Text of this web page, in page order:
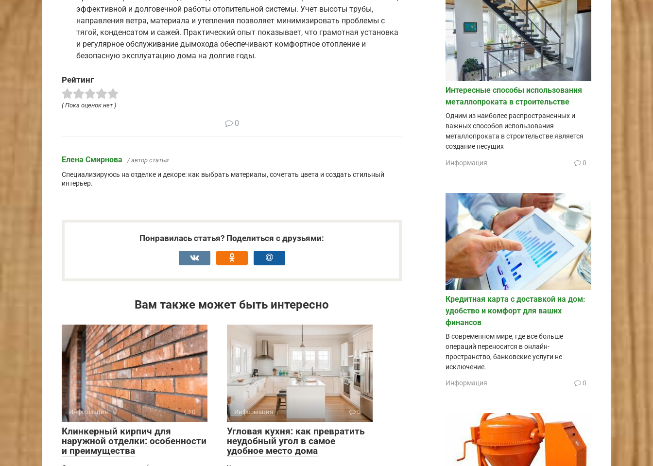
эффективной и долговечной работы отопительной системы. Учет высоты трубы,
направления ветра, материала и утепления позволяет минимизировать проблемы с
тягой, конденсатом и сажей. Практический опыт показывает, что грамотная установка
и регулярное обслуживание дымохода обеспечивают комфортное отопление и
безопасную эксплуатацию дома на долгие годы.
Рейтинг
( Пока оценок нет )
0
Елена Смирнова / автор статьи
Специализируюсь на отделке и декоре: как выбрать материалы, сочетать цвета и создать стильный
интерьер.
Понравилась статья? Поделиться с друзьями:
Вам также может быть интересно
Информация 0
Клинкерный кирпич для
наружной отделки: особенности
и преимущества
Информация 0
Угловая кухня: как превратить
неудобный угол в самое
удобное место дома
Интересные способы использования
металлопроката в строительстве
Одним из наиболее распространенных и
важных способов использования
металлопроката в строительстве является
создание несущих
Информация 0
Кредитная карта с доставкой на дом:
удобство и комфорт для ваших
финансов
В современном мире, где все больше
операций переносится в онлайн-
пространство, банковские услуги не
исключение.
Информация 0